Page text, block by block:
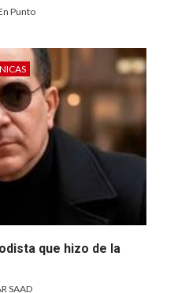
Punto
que hizo de la
SAAD